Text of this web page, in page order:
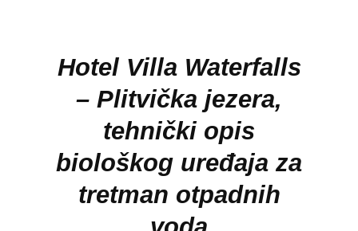
Hotel Villa Waterfalls
– Plitvička jezera,
tehnički opis
biološkog uređaja za
tretman otpadnih